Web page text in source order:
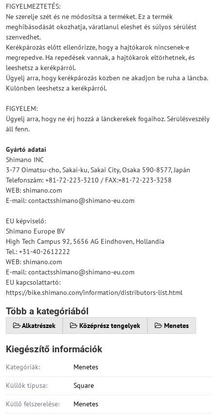
FIGYELMEZTETÉS:
Ne szerelje szét és ne módosítsa a terméket. Ez a termék
meghibásodását okozhatja, váratlanul eleshet és súlyos sérülést
szenvedhet.
Kerékpározás előtt ellenőrizze, hogy a hajtókarok nincsenek-e
megrepedve. Ha repedések vannak, a hajtókarok eltörhetnek, és
leeshetsz a kerékpárról.
Ügyelj arra, hogy kerékpározás közben ne akadjon be ruha a láncba.
Különben leeshetsz a kerékpárról.
FIGYELEM:
Ügyelj arra, hogy ne érj hozzá a lánckerekek fogaihoz. Sérülésveszély
áll fenn.
Gyártó adatai
Shimano INC
3-77 Oimatsu-cho, Sakai-ku, Sakai City, Osaka 590-8577, Japán
Telefonszám: +81-72-223-3210 / FAX:+81-72-223-3258
WEB: shimano.com
E-mail: contactsshimano@shimano-eu.com
EU képviselő:
Shimano Europe BV
High Tech Campus 92, 5656 AG Eindhoven, Hollandia
Tel.: +31-40-2612222
WEB: shimano.com
E-mail: contactsshimano@shimano-eu.com
EU kapcsolattartó:
https://bike.shimano.com/information/distributors-list.html
Több a kategóriából
Alkatrészek Középrész tengelyek Menetes
Kiegészítő információk
Kategóriák: Menetes
Küllők típusa: Square
Küllő felszerelése: Menetes